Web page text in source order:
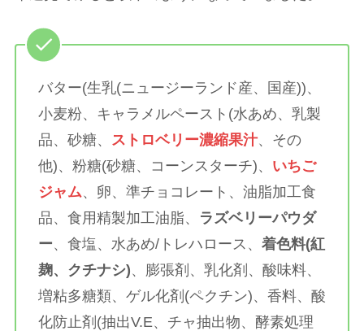
バター(生乳(ニュージーランド産、国産))、
小麦粉、キャラメルペースト(水あめ、乳製
品、砂糖、
ストロベリー濃縮果汁、その
他)、粉糖(砂糖、コーンスターチ)、 いちご
ジャム、卵、準チョコレート、油脂加工食
品、食用精製加工油脂、
ラズベリーパウダ
ー、食塩、水あめ/トレハロース、 着色料(紅
麹、クチナシ)、膨張剤、乳化剤、酸味料、
増粘多糖類、ゲル化剤(ペクチン)、香料、酸
化防止剤(抽出V.E、チャ抽出物、酵素処理